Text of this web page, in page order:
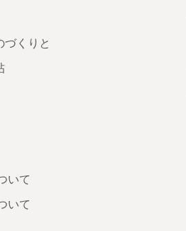
づくりと
いて
いて